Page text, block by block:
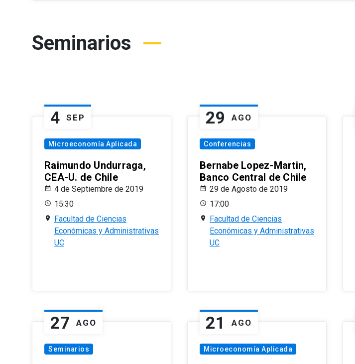
Seminarios
4 SEP
Microeconomía Aplicada
Raimundo Undurraga,
CEA-U. de Chile
4 de Septiembre de 2019
15:30
Facultad de Ciencias
Económicas y Administrativas
UC
29 AGO
Conferencias
Bernabe Lopez-Martin,
Banco Central de Chile
29 de Agosto de 2019
17:00
Facultad de Ciencias
Económicas y Administrativas
UC
27 AGO
Seminarios
21 AGO
Microeconomía Aplicada